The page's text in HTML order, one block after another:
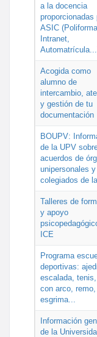
a la docencia
proporcionadas
ASIC
Intranet,
Acogida como
alumno de
intercambio,
y gestión de tu
documentación
BOUPV:
de la UPV
acuerdos de
unipersonales y
colegiados de
Talleres de
y apoyo
ICE
Programa
deportivas:
escalada,
con arco, remo,
esgrima...
Información
de la